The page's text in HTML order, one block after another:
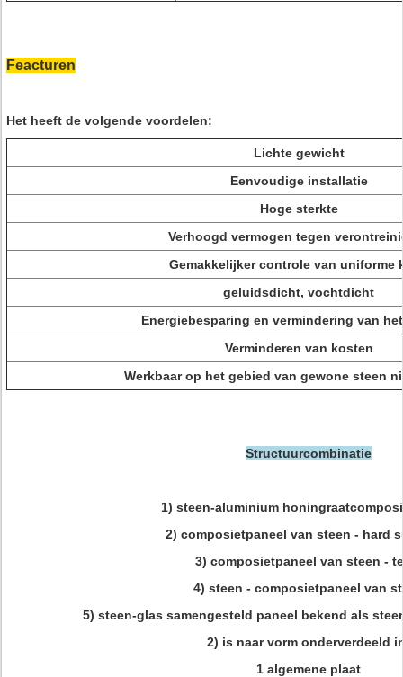
Feacturen
Het heeft de volgende voordelen:
Lichte gewicht
Eenvoudige installatie
Hoge sterkte
Verhoogd vermogen tegen
Gemakkelijker controle van uniforme
geluidsdicht, vochtdicht
Energiebesparing en vermindering van
Verminderen van kosten
Werkbaar op het gebied van gewone steen
Structuurcombinatie
1) steen-aluminium
2) composietpaneel van steen - hard
3) composietpaneel van steen -
4) steen - composietpaneel van
5) steen-glas samengesteld paneel bekend als
2) is naar vorm onderverdeeld
1 algemene plaat